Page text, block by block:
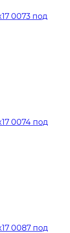
0073 под
0074 под
0087 под